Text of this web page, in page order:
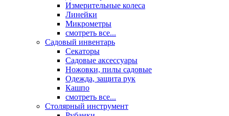
Измерительные колеса
Линейки
Микрометры
смотреть все...
Садовый инвентарь
Секаторы
Садовые аксессуары
Ножовки, пилы садовые
Одежда, защита рук
Кашпо
смотреть все...
Столярный инструмент